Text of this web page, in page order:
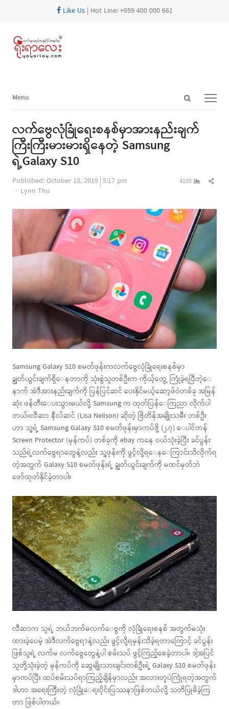
Like Us| Hot Line: +959 400 000 661
Open
panel
Menu
Menu
လက်ဗွေလုံခြုံရေးစနစ်မှာအားနည်းချက်
ကြီးကြီးမားမားရှိနေတဲ့ Samsung
ရဲ့Galaxy S10
Published:October 18, 2019 5:17 pm
Author
Lynn Thu
4180
Samsung Galaxy S10 စမတ်ဖုန်းကလက်ဗွေလုံခြုံရေးစနစ်မှာ
ချွတ်ယွင်းချက်ရှိ‌‌ေန‌တာကို သုံးစွဲသူတစ်ဦးက ကိုယ့်‌ေတွ့ ကြုံခဲ့ရပြီတဲ့‌ေ
နာက် အဲဒီအားနည်းချက်ကို ပြန်ပြင်‌ဆင်‌ ပေးနိုင်မယ့်ဆော့ဖ်ဝဲတစ်ခု အမြန်
ဆုံး ဖန်တီး‌‌ေပးသွားမယ်လို့ Samsung က ထုတ်ပြန်‌ေကြညာ လိုက်ပါ
တယ်။လီဆာ နီလ်ဆင် (Lisa Neilson) ဆိုတဲ့ ဗြိတိန်အမျိုးသမီး တစ်ဦး
ဟာ သူ့ရဲ့ Samsung Galaxy S10 စမတ်ဖုန်းမှာကပ်ဖို့ (၂.၇) ‌ေပါင်တန်
Screen Protector (မှန်ကပ်) တစ်ခုကို ebay ကနေ ဝယ်သုံးခဲ့ပြီး ခင်ပွန်း
သည်ရဲ့လက်ဗွေရာတွေနဲ့လည်း သူ့ဖုန်းကို ဖွင့်လို့ရ‌ေန‌ေကြာင်းသိလိုက်ရ
တဲ့အတွက် Galaxy S10 စမတ်ဖုန်းရဲ့ ချွတ်ယွင်းချက်ကို မထင်မှတ်ဘဲ
ဖော်ထုတ်နိုင်ခဲ့တာပါ။
လီဆာက သူရဲ့ ဘယ်ဘက်မလက်‌ေဗွကို လုံခြုံရေးစနစ် အတွက်မသုံး
ထားခဲ့ပေမဲ့ အဲဒီလက်ဗွေရာနဲ့လည်း ဖွင့်လို့ရမှန်းသိခဲ့ရတာကြောင့် ခင်ပွန်း
ဖြစ်သူရဲ့ လက်မ လက်ဗွေတွေနဲ့ပါ စမ်းသပ် ဖွင့်ကြည့်စေခဲ့တာပါ။ ဒါ့အပြင်
သူတို့သုံးခဲ့တဲ့ မှန်ကပ်ကို ဆွေမျိုးသားချင်းတစ်ဦးရဲ့ Galaxy S10 စမတ်ဖုန်း
မှာကပ်ပြီး ထပ်စမ်းသပ်ရာကြည့်ချိန်မှာလည်း အလားတူပဲကြုံရတဲ့အတွက်
ဒါဟာ အရေးကြီးတဲ့ လုံခြုံ‌ေရးပိုင်းပြဿနာဖြစ်တယ်လို့ သတိပြုမိခဲ့ကြ
တာ ဖြစ်ပါတယ်။